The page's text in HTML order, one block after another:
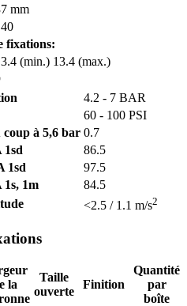
mm
fixations:
(min.) 13.4 (max.)
4.2 - 7 BAR
60 - 100 PSI
coup à 5,6 bar 0.7
1sd
86.5
1sd
97.5
1s, 1m
84.5
<2.5 / 1.1 m/s2
la
Taille
ouverte
Finition
Quantité
par
boîte